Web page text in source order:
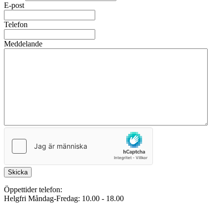
E-post
Telefon
Meddelande
Skicka
Öppettider telefon:
Helgfri Måndag-Fredag: 10.00 - 18.00